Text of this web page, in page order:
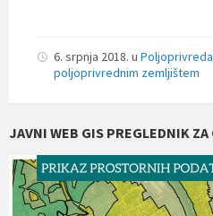
6. srpnja 2018. u Poljoprivreda
poljoprivrednim zemljištem
JAVNI WEB GIS PREGLEDNIK ZA